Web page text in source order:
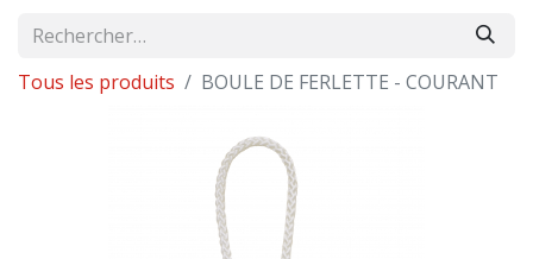
Tous les produits BOULE DE FERLETTE - COURANT